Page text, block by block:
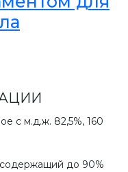
содержащий до 90%